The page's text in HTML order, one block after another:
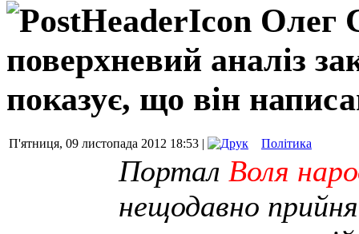
Олег
поверхневий аналіз
показує, що він
П'ятниця, 09 листопада 2012 18:53 | Політика
Портал Воля
нещодавно